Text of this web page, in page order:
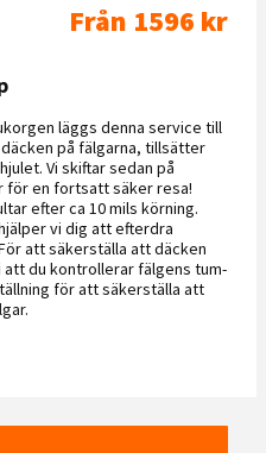
Från 1596 kr
läggs denna service till
på fälgarna, tillsätter
Vi skiftar sedan på
för en fortsatt säker resa!
efter ca 10 mils körning.
vi dig att efterdra
att säkerställa att däcken
du kontrollerar fälgens tum-
för att säkerställa att